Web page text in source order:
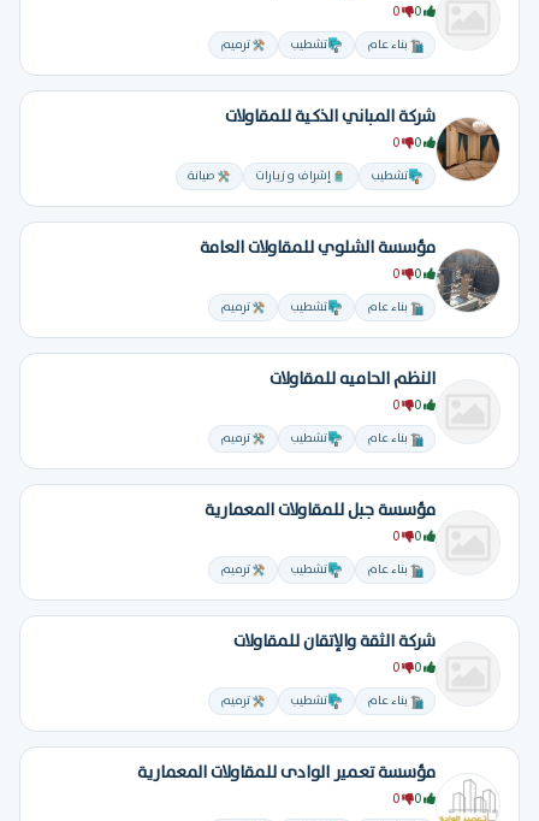
بناء عام تشطيب ترميم
شركة المباني الذكية للمقاولات
تشطيب إشراف و زيارات صيانة
مؤسسة الشلوي للمقاولات العامة
بناء عام تشطيب ترميم
النظم الحاميه للمقاولات
بناء عام تشطيب ترميم
مؤسسة جبل للمقاولات المعمارية
بناء عام تشطيب ترميم
شركة الثقة والإتقان للمقاولات
بناء عام تشطيب ترميم
مؤسسة تعمير الوادى للمقاولات المعمارية